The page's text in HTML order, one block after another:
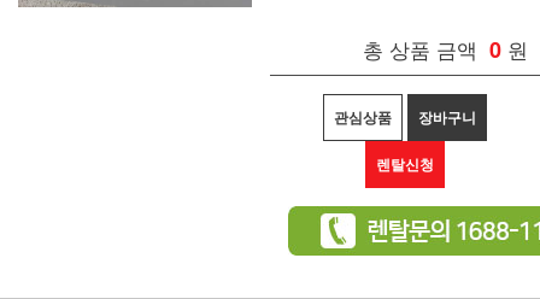
총 상품 금액 0 원
관심상품 장바구니
렌탈신청